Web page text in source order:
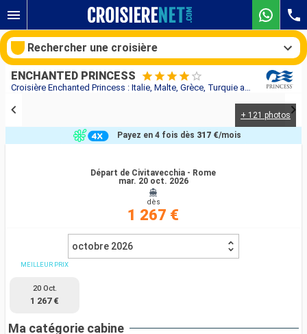
Croisière Enchanted Princess : Italie, Malte, Grèce, Turquie au départ de Civitavecchia - Rome
ENCHANTED PRINCESS
+ 121 photos
Départ de Civitavecchia - Rome
mar. 20 oct. 2026
dès
1 267 €
Payez en 4 fois dès 317 €/mois
octobre 2026
MEILLEUR PRIX
20 Oct.
1 267 €
Ma catégorie cabine
Rechercher une croisière
Compagnies
Rechercher